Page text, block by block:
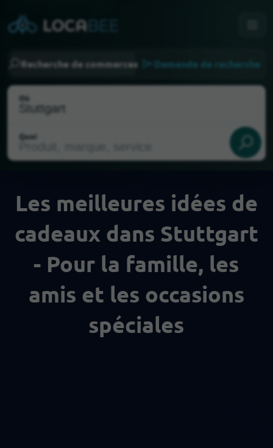
Recherche de commerces Demande de recherche
Où
Quoi
Choisir ma localisation
Les meilleures idées de
cadeaux dans Stuttgart
- Pour la famille, les
amis et les occasions
spéciales